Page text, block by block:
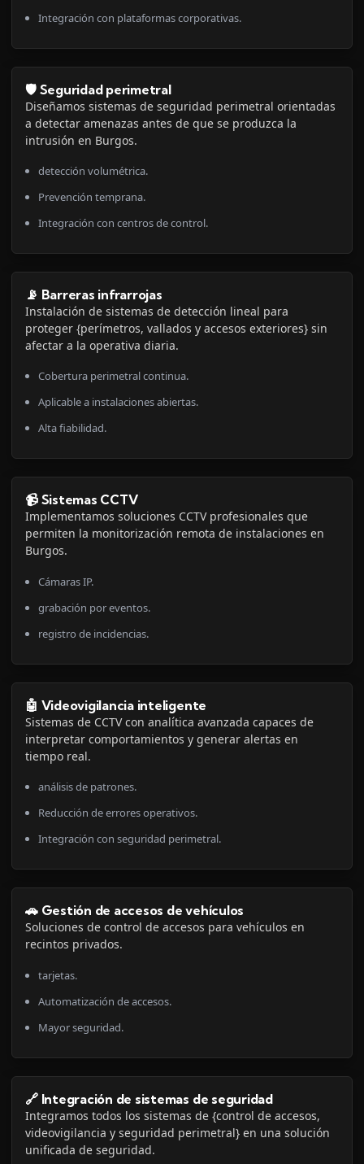
Integración con plataformas corporativas.
🛡️ Seguridad perimetral
Diseñamos sistemas de seguridad perimetral orientadas
a detectar amenazas antes de que se produzca la
intrusión en Burgos.
detección volumétrica.
Prevención temprana.
Integración con centros de control.
📡 Barreras infrarrojas
Instalación de sistemas de detección lineal para
proteger {perímetros, vallados y accesos exteriores} sin
afectar a la operativa diaria.
Cobertura perimetral continua.
Aplicable a instalaciones abiertas.
Alta fiabilidad.
📹 Sistemas CCTV
Implementamos soluciones CCTV profesionales que
permiten la monitorización remota de instalaciones en
Burgos.
Cámaras IP.
grabación por eventos.
registro de incidencias.
🤖 Videovigilancia inteligente
Sistemas de CCTV con analítica avanzada capaces de
interpretar comportamientos y generar alertas en
tiempo real.
análisis de patrones.
Reducción de errores operativos.
Integración con seguridad perimetral.
🚗 Gestión de accesos de vehículos
Soluciones de control de accesos para vehículos en
recintos privados.
tarjetas.
Automatización de accesos.
Mayor seguridad.
🔗 Integración de sistemas de seguridad
Integramos todos los sistemas de {control de accesos,
videovigilancia y seguridad perimetral} en una solución
unificada de seguridad.